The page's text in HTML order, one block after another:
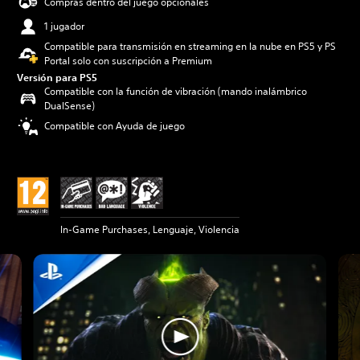
1 jugador
Compatible para transmisión en streaming en la nube en PS5 y PS
Portal solo con suscripción a Premium
Versión para PS5
Compatible con la función de vibración (mando inalámbrico
DualSense)
Compatible con Ayuda de juego
In-Game Purchases, Lenguaje, Violencia